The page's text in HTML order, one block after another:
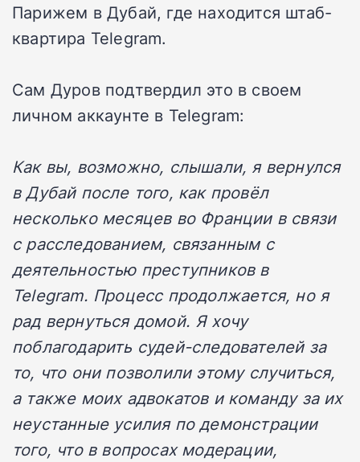
Парижем в Дубай, где находится штаб-
квартира Telegram.
Сам Дуров подтвердил это в своем
личном аккаунте в Telegram:
Как вы, возможно, слышали, я вернулся
в Дубай после того, как провёл
несколько месяцев во Франции в связи
с расследованием, связанным с
деятельностью преступников в
Telegram. Процесс продолжается, но я
рад вернуться домой. Я хочу
поблагодарить судей-следователей за
то, что они позволили этому случиться,
а также моих адвокатов и команду за их
неустанные усилия по демонстрации
того, что в вопросах модерации,